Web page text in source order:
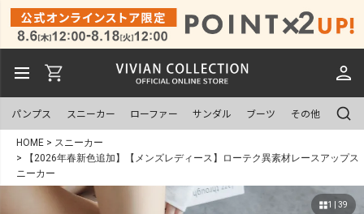
パンプス スニーカー ローファー サンダル ブーツ その他
HOME
スニーカー
【2026年春新色追加】【メンズレディース】ローテク異素材レースアップス
ニーカー
1 | 39